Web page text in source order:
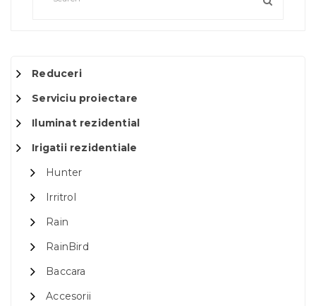
Reduceri
Serviciu proiectare
Iluminat rezidential
Irigatii rezidentiale
Hunter
Irritrol
Rain
RainBird
Baccara
Accesorii